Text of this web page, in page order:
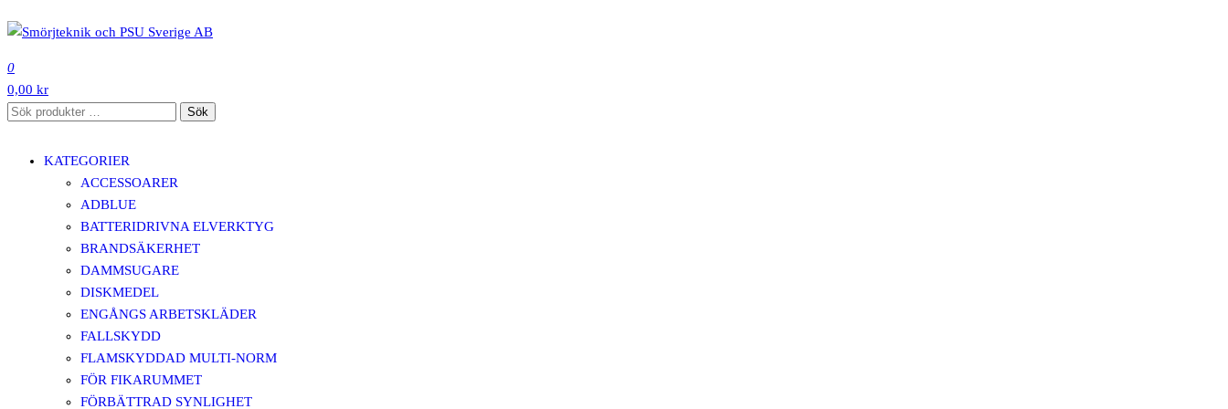
till
innehåll
0
0,00 kr
Sök
Sök
KATEGORIER
ACCESSOARER
ADBLUE
BATTERIDRIVNA ELVERKTYG
BRANDSÄKERHET
DAMMSUGARE
DISKMEDEL
ENGÅNGS ARBETSKLÄDER
FALLSKYDD
FLAMSKYDDAD MULTI-NORM
FÖR FIKARUMMET
FÖRBÄTTRAD SYNLIGHET